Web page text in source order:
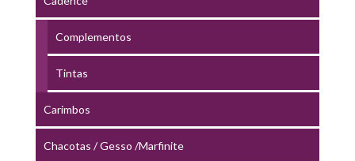
Complementos
Tintas
Carimbos
Chacotas / Gesso /Marfinite